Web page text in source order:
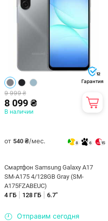
12
Гарантия
9 999 ₴
8 099 ₴
В наличии
от 540 ₴/мес. 8 6 15
Смартфон Samsung Galaxy A17
SM-A175 4/128GB Gray (SM-
A175FZABEUC)
4 ГБ
128 ГБ 6.7"
Отправим сегодня